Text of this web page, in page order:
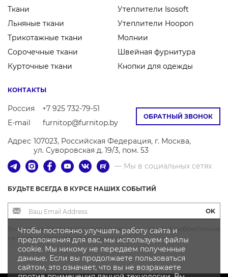
0432 0323 0404 0115
1177 0134 0425 0636
0628 0084 0307 0224 0999
Ткани
Льняные ткани
Трикотажные ткани
Сорочечные ткани
Курточные ткани
Утеплители Isosoft
Утеплители Hoopon
Молнии
Швейная фурнитура
Кнопки для одежды
ОБРАТНЫЙ ЗВОНОК
КОНТАКТЫ
Россия
+7 925 732-79-51
E-mail
furnitop@furnitop.by
Адрес 107023, Российская Федерация, г. Москва,
ул. Суворовская д. 19/3, пом. 53
— Мы в социальных сетях
БУДЬТЕ ВСЕГДА В КУРСЕ НАШИХ СОБЫТИЙ
OK
Вы всегда можете отписаться от рассылки, нажав в любом письме
на ссылку «Отписаться от рассылки»
Чтобы постоянно улучшать работу сайта и
предложения для вас, мы используем файлы
cookie. Мы никому не передаем полученные
данные. Если вы продолжаете пользоваться
сайтом, это означает, что вы не возражаете